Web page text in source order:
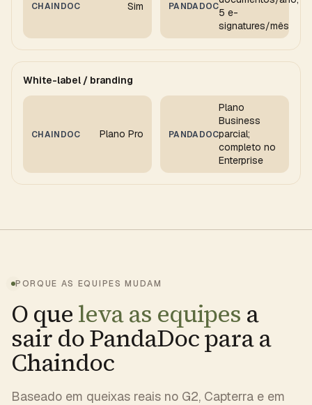
CHAINDOC Sim PANDADOC5 e-
signatures/mês
White-label / branding
CHAINDOC Plano Pro PANDADOC
Plano
Business
parcial;
completo no
Enterprise
PORQUE AS EQUIPES MUDAM
O queleva as equipes a
sair do PandaDoc para a
Chaindoc
Baseado em queixas reais no G2, Capterra e em